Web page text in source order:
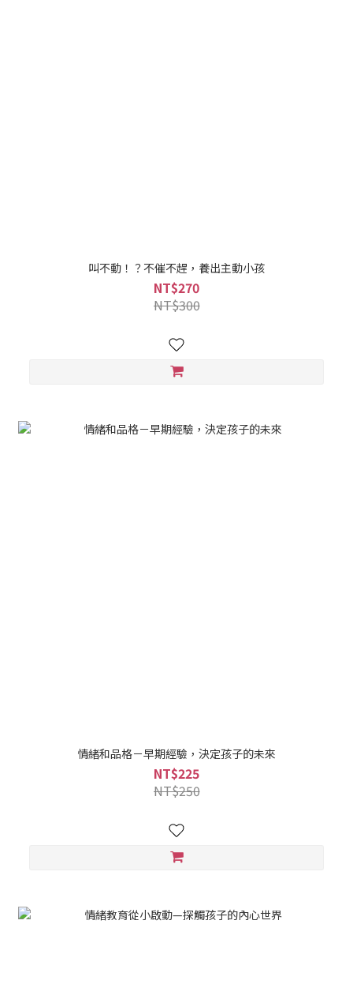
叫不動！？不催不趕，養出主動小孩
NT$270
NT$300
情緒和品格－早期經驗，決定孩子的未來
NT$225
NT$250